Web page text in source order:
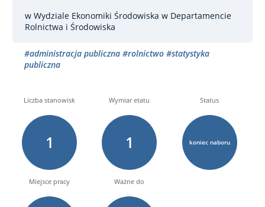
w Wydziale Ekonomiki Środowiska w Departamencie
Rolnictwa i Środowiska
#administracja publiczna #rolnictwo #statystyka
publiczna
Liczba stanowisk
1
Wymiar etatu
1
Status
koniec naboru
Miejsce pracy Ważne do